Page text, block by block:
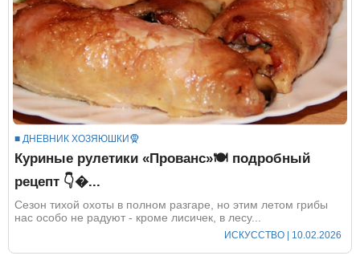
■ ДНЕВНИК ХОЗЯЮШКИ🧕
Куриные рулетики «Прованс»🍽️ подробный
рецепт 👇...
Сезон тихой охоты в полном разгаре, но этим летом грибы
нас особо не радуют - кроме лисичек, в лесу...
ИСКУССТВО | 10.02.2026